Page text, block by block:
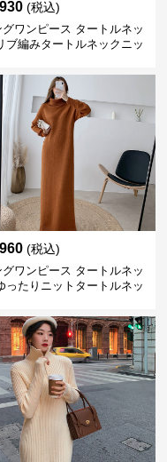
(税込)
グワンピース タートルネッ
ブ編みタートルネックニッ
(税込)
グワンピース タートルネッ
ったりニットタートルネッ